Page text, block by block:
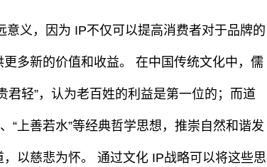
义，因为 IP不仅可以提高消费者对于品牌的
多新的价值和收益。 在中国传统文化中，儒
君轻”，认为老百姓的利益是第一位的；而道
“上善若水”等经典哲学思想，推崇自然和谐发
以慈悲为怀。 通过文化 IP战略可以将这些思